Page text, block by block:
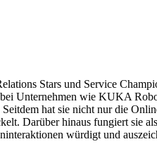
Stars und Service
Unternehmen wie KUKA
hat sie nicht nur die
Darüber hinaus fungiert sie
würdigt und